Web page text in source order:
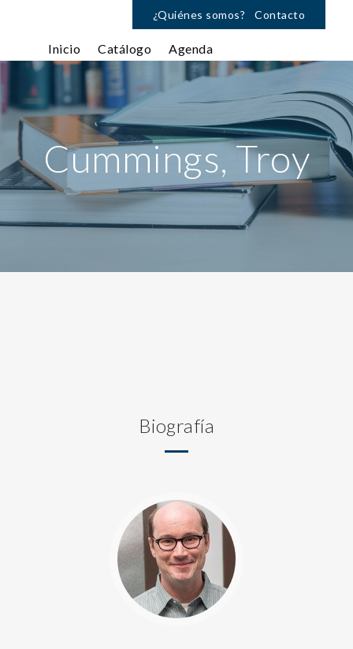
¿Quiénes somos? Contacto
Inicio Catálogo Agenda
Cummings, Troy
Biografía